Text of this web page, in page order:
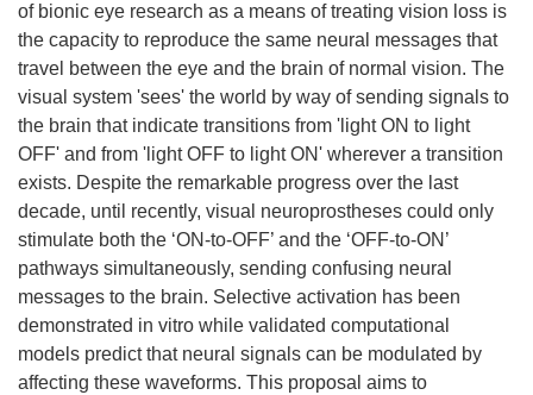
of bionic eye research as a means of treating vision loss is
the capacity to reproduce the same neural messages that
travel between the eye and the brain of normal vision. The
visual system 'sees' the world by way of sending signals to
the brain that indicate transitions from 'light ON to light
OFF' and from 'light OFF to light ON' wherever a transition
exists. Despite the remarkable progress over the last
decade, until recently, visual neuroprostheses could only
stimulate both the ‘ON-to-OFF’ and the ‘OFF-to-ON’
pathways simultaneously, sending confusing neural
messages to the brain. Selective activation has been
demonstrated in vitro while validated computational
models predict that neural signals can be modulated by
affecting these waveforms. This proposal aims to